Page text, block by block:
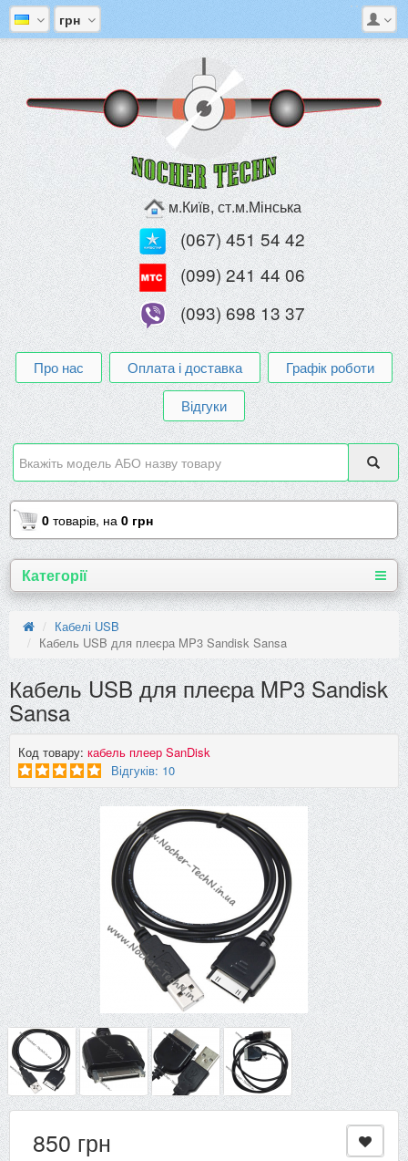
грн
м.Київ, ст.м.Мінська
(067) 451 54 42
(099) 241 44 06
(093) 698 13 37
Про нас Оплата і доставка
Графік роботи
Відгуки
0 товарів, на 0 грн
Категорії
Кабелі USB
Кабель USB для плеєра MP3 Sandisk Sansa
Кабель USB для плеєра MP3 Sandisk
Sansa
Код товару: кабель плеер SanDisk
Відгуків: 10
850 грн